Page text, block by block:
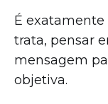
É exatamente
trata, pensar
mensagem
objetiva.